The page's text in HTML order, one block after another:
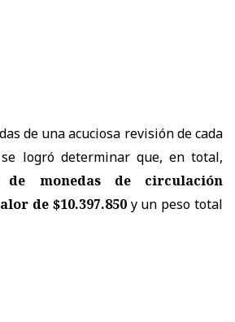
de una acuciosa revisión de cada
logró determinar que, en total,
de monedas de circulación
de $10.397.850y un peso total